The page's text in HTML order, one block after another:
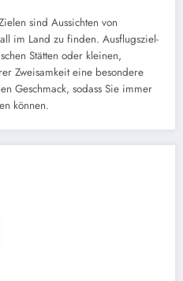
sind Aussichten von
im Land zu finden. Ausflugsziel-
Stätten oder kleinen,
Zweisamkeit eine besondere
Geschmack, sodass Sie immer
können.